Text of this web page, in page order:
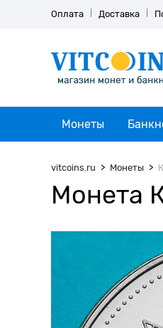
Оплата Доставка
Монеты
vitcoins.ru Монеты
Монета